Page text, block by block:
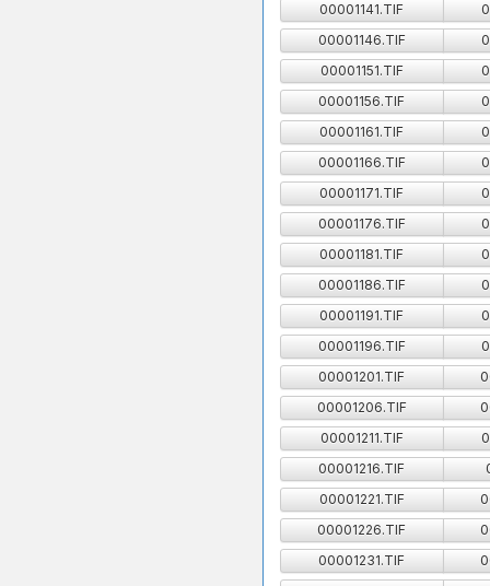
00001141.TIF
00001146.TIF
00001151.TIF
00001156.TIF
00001161.TIF
00001166.TIF
00001171.TIF
00001176.TIF
00001181.TIF
00001186.TIF
00001191.TIF
00001196.TIF
00001201.TIF
00001206.TIF
00001211.TIF
00001216.TIF
00001221.TIF
00001226.TIF
00001231.TIF